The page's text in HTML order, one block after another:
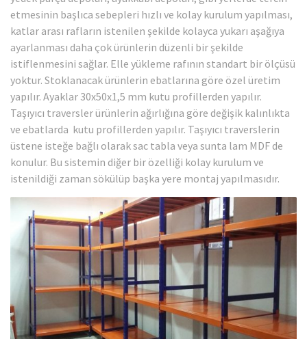
etmesinin başlıca sebepleri hızlı ve kolay kurulum yapılması,
katlar arası rafların istenilen şekilde kolayca yukarı aşağıya
ayarlanması daha çok ürünlerin düzenli bir şekilde
istiflenmesini sağlar. Elle yükleme rafının standart bir ölçüsü
yoktur. Stoklanacak ürünlerin ebatlarına göre özel üretim
yapılır. Ayaklar 30x50x1,5 mm kutu profillerden yapılır.
Taşıyıcı traversler ürünlerin ağırlığına göre değişik kalınlıkta
ve ebatlarda kutu profillerden yapılır. Taşıyıcı traverslerin
üstene isteğe bağlı olarak sac tabla veya sunta lam MDF de
konulur. Bu sistemin diğer bir özelliği kolay kurulum ve
istenildiği zaman sökülüp başka yere montaj yapılmasıdır.